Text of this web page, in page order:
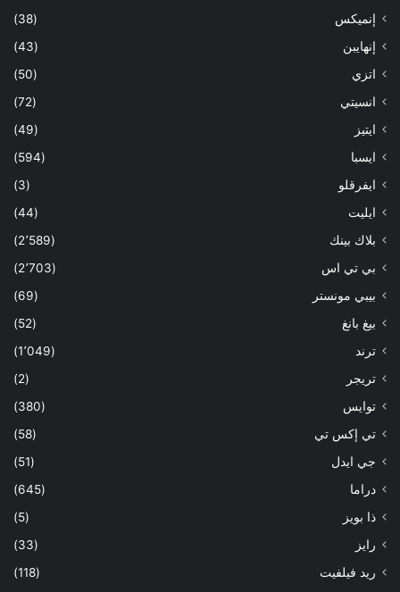
إنميكس
(38)
إنهايبن
(43)
اتزي
(50)
انسيتي
(72)
ايتيز
(49)
ايسبا
(594)
ايفرقلو
(3)
ايليت
(44)
بلاك بينك
(2٬589)
بي تي اس
(2٬703)
بيبي مونستر
(69)
بيغ بانغ
(52)
ترند
(1٬049)
تريجر
(2)
توايس
(380)
تي إكس تي
(58)
جي ايدل
(51)
دراما
(645)
ذا بويز
(5)
رايز
(33)
ريد فيلفيت
(118)